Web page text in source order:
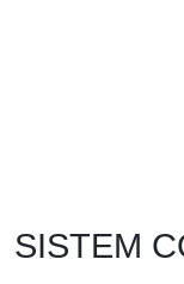
SISTEM